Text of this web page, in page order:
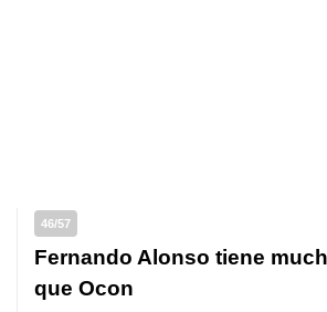
46/57
Fernando Alonso tiene
que Ocon